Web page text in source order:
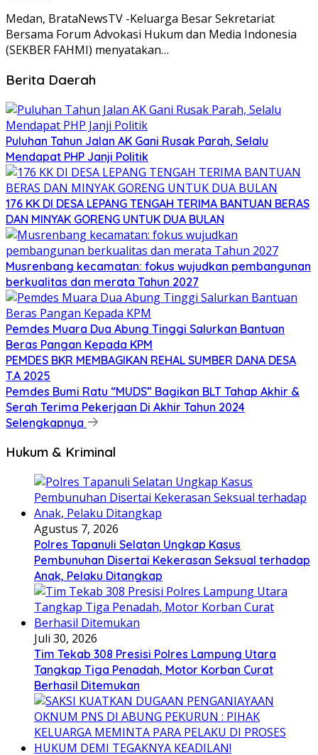
Medan, BrataNewsTV -Keluarga Besar Sekretariat
Bersama Forum Advokasi Hukum dan Media Indonesia
(SEKBER FAHMI) menyatakan…
Berita Daerah
Puluhan Tahun Jalan AK Gani Rusak Parah, Selalu
Mendapat PHP Janji Politik
176 KK DI DESA LEPANG TENGAH TERIMA BANTUAN BERAS
DAN MINYAK GORENG UNTUK DUA BULAN
Musrenbang kecamatan: fokus wujudkan pembangunan
berkualitas dan merata Tahun 2027
Pemdes Muara Dua Abung Tinggi Salurkan Bantuan
Beras Pangan Kepada KPM
PEMDES BKR MEMBAGIKAN REHAL SUMBER DANA DESA
T.A 2025
Pemdes Bumi Ratu “MUDS” Bagikan BLT Tahap Akhir &
Serah Terima Pekerjaan Di Akhir Tahun 2024
Selengkapnya
Hukum & Kriminal
Agustus 7, 2026
Polres Tapanuli Selatan Ungkap Kasus
Pembunuhan Disertai Kekerasan Seksual terhadap
Anak, Pelaku Ditangkap
Juli 30, 2026
Tim Tekab 308 Presisi Polres Lampung Utara
Tangkap Tiga Penadah, Motor Korban Curat
Berhasil Ditemukan